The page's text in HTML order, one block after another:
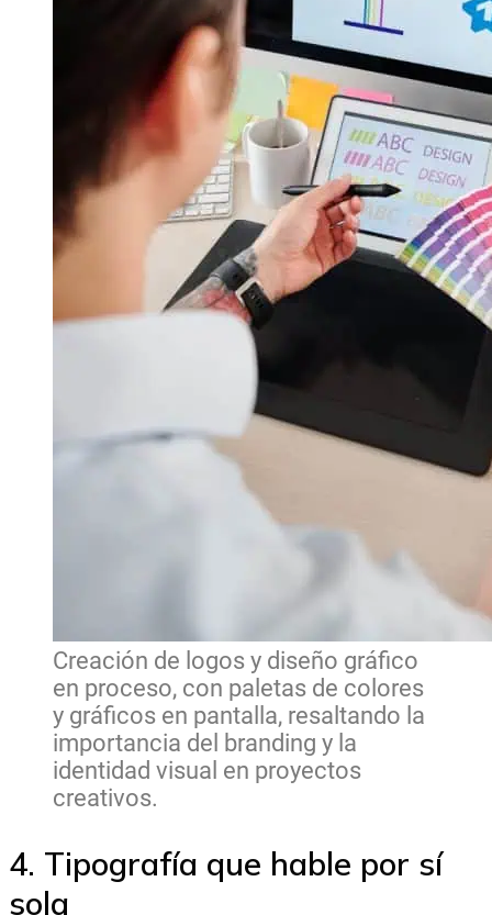
Creación de logos y diseño gráfico
en proceso, con paletas de colores
y gráficos en pantalla, resaltando la
importancia del branding y la
identidad visual en proyectos
creativos.
4. Tipografía que hable por sí
sola